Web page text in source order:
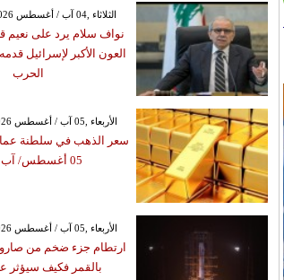
GMT 14:18 2026 الثلاثاء ,04 آب / أغسطس
نواف سلام يرد على نعيم
العون الأكبر لإسرائيل
الحرب
GMT 06:35 2026 الأربعاء ,05 آب / أغسطس
سعر الذهب في سلطنة عمان
05 أغسطس/ آب 2026
GMT 11:42 2026 الأربعاء ,05 آب / أغسطس
ارتطام جزء ضخم من
بالقمر فكيف سيؤثر